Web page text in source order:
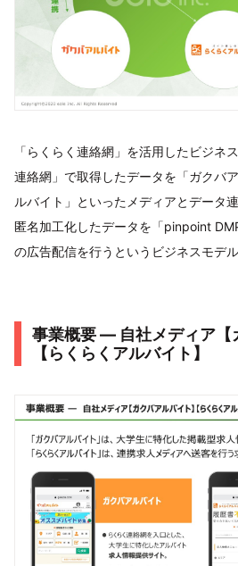
「らくらく連絡網」を活用したビジネ
連絡網」で取得したデータを「ガクバ
ルバイト」といったメディアとデータ
匿名加工化したデータを「pinpoint
の広告配信を行うというビジネスモデ
事業概要 ― 自社メディア【
【らくらくアルバイト】